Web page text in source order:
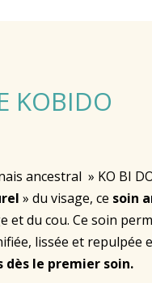
KOBIDO
ancestral » KO BI
»du visage, ce soin
et du cou. Ce soin
lissée et repulpée
le premier soin.